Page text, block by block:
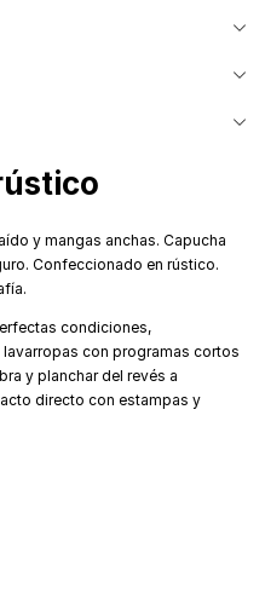
y mangas anchas. Capucha
Confeccionado en rústico.
condiciones,
con programas cortos
y planchar del revés a
directo con estampas y